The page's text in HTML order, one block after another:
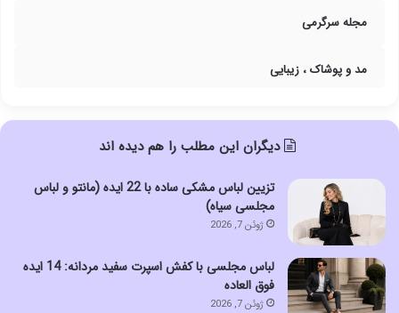
مجله سرگرمی
مد و پوشاک ، زیبایی
دیگران این مطلب را هم دیده اند
تزیین لباس مشکی ساده با 22 ایده (مانتو و لباس
مجلسی سیاه)
ژوئن 7, 2026
لباس مجلسی با کفش اسپرت سفید مردانه: 14 ایده
فوق العاده
ژوئن 7, 2026